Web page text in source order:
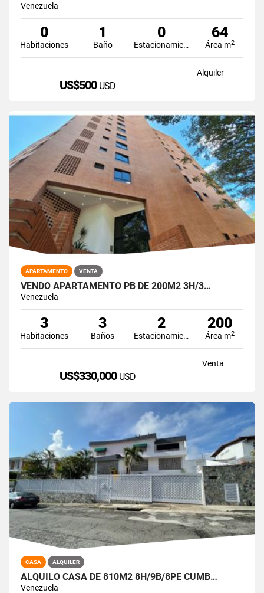
Venezuela
0
Habitaciones
1
Baño
0
Estacionamiento
64
Área m2
Alquiler
US$500 USD
APARTAMENTO VENTA
VENDO APARTAMENTO PB DE 200M2 3H/3…
Venezuela
3
Habitaciones
3
Baños
2
Estacionamiento
200
Área m2
Venta
US$330,000 USD
CASA ALQUILER
ALQUILO CASA DE 810M2 8H/9B/8PE CUMB…
Venezuela